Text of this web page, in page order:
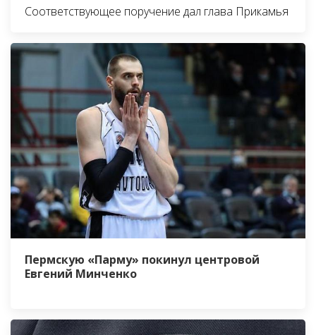
Соответствующее поручение дал глава Прикамья
Пермскую «Парму» покинул центровой
Евгений Минченко